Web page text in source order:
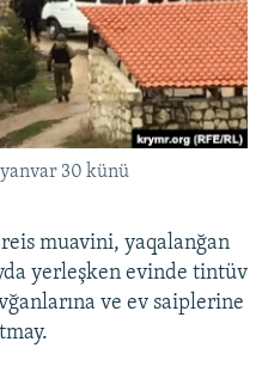
30 künü
muavini, yaqalanğan
yerleşken evinde tintüv
ve ev saiplerine